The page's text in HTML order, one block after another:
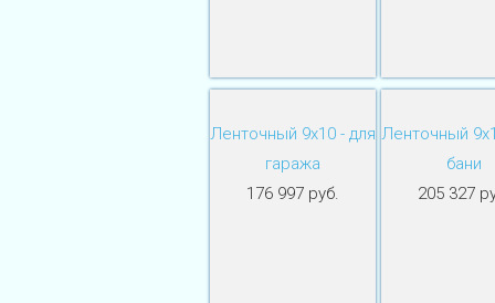
Ленточный 9х10 - для
гаража
176 997 руб.
Ленточный
бани
205 327